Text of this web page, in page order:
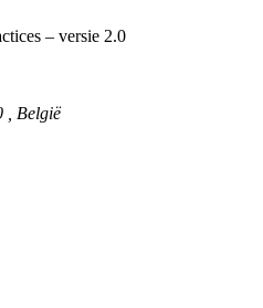
– versie 2.0
België